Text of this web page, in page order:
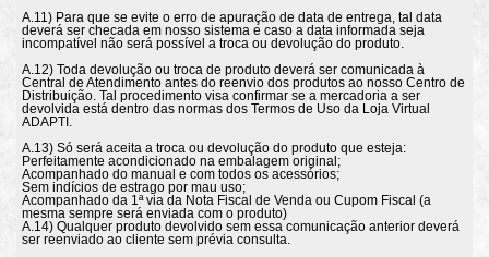
A.11) Para que se evite o erro de apuração de data de entrega, tal data
deverá ser checada em nosso sistema e caso a data informada seja
incompatível não será possível a troca ou devolução do produto.
A.12) Toda devolução ou troca de produto deverá ser comunicada à
Central de Atendimento antes do reenvio dos produtos ao nosso Centro de
Distribuição. Tal procedimento visa confirmar se a mercadoria a ser
devolvida está dentro das normas dos Termos de Uso da Loja Virtual
ADAPTI.
A.13) Só será aceita a troca ou devolução do produto que esteja:
Perfeitamente acondicionado na embalagem original;
Acompanhado do manual e com todos os acessórios;
Sem indícios de estrago por mau uso;
Acompanhado da 1ª via da Nota Fiscal de Venda ou Cupom Fiscal (a
mesma sempre será enviada com o produto)
A.14) Qualquer produto devolvido sem essa comunicação anterior deverá
ser reenviado ao cliente sem prévia consulta.